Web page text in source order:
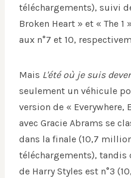
téléchargements), suivi
Broken Heart » et « The
aux n°7 et 10,
Mais L'été où je suis
seulement un véhicule
version de « Everywhere,
avec Gracie Abrams se
dans la finale (10,7
téléchargements), tandis
de Harry Styles est n°3